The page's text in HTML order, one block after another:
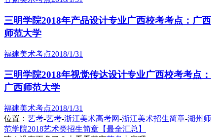
三明学院2018年产品设计专业广西校考考点：广西
师范大学
福建美术考点2018/1/31
三明学院2018年视觉传达设计专业广西校考考点：
广西师范大学
福建美术考点2018/1/31
位置： 艺考-艺考-浙江美术高考网-浙江美术招生简章-湖州师
范学院2018艺术类招生简章【最全汇总】